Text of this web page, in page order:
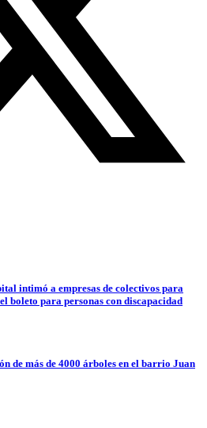
intimó a empresas de colectivos para
boleto para personas con discapacidad
de más de 4000 árboles en el barrio Juan